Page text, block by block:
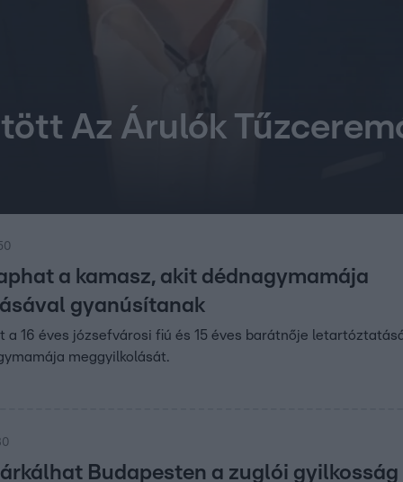
Az Árulók
a kamasz, akit dédnagymamája
gyanúsítanak
a 16 éves józsefvárosi fiú és 15 éves barátnője
meggyilkolását.
Budapesten a zuglói